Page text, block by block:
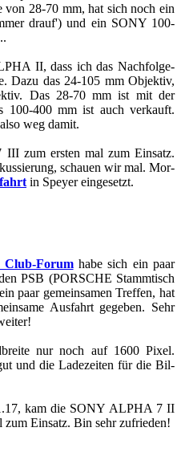
28-70 mm, hat sich noch ein
drauf') und ein SONY 100-
II, dass ich das Nach­fol­ge­
Dazu das 24-105 mm Ob­jek­tiv,
Das 28-70 mm ist mit der
400 mm ist auch ver­kauft.
weg damit.
zum ers­ten mal zum Ein­satz.
schau­en wir mal. Mor­
in Spey­er ein­ge­setzt.
Club-​​​​​​​​​​​​​​​​​​​​​​​​​​​​​​​​​​​​​​​​​​​​​​​​​​​​​​​​​​​​​​​​​​​​​​​​​​​​​​​​​​​​​​​​​​​​​​​​​​​​​​​Forumhabe sich ein paar
PSB (POR­SCHE Stamm­tisch
paar ge­mein­sa­men Tref­fen, hat
Aus­fahrt ge­ge­ben. Sehr
nur noch auf 1600 Pixel.
und die La­de­zei­ten für die Bil­
kam die SONY ALPHA 7 II
Ein­satz. Bin sehr zu­frie­den!